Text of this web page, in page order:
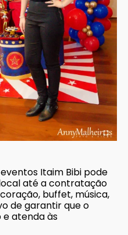
Itaim Bibi pode
até a contratação
buffet, música,
de garantir que o
atenda às